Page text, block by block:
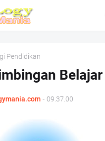
Pendidikan
Belajar
- 09.37.00